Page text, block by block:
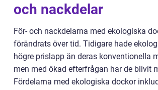
och nackdelar
För- och nackdelarna med ekologiska
förändrats över tid. Tidigare hade
högre prislapp än deras konventionella
men med ökad efterfrågan har de blivit
Fördelarna med ekologiska dockor